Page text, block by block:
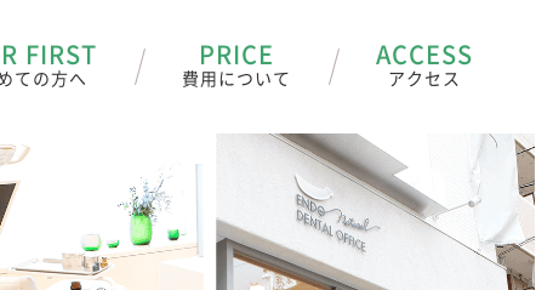
FIRST
ての方へ
PRICE
費用について
ACCESS
アクセス